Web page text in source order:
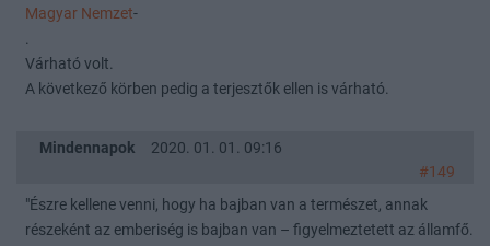
Magyar Nemzet-
.
Várható volt.
A következő körben pedig a terjesztők ellen is várható.
Mindennapok
2020. 01. 01. 09:16
#149
"Észre kellene venni, hogy ha bajban van a természet, annak
részeként az emberiség is bajban van – figyelmeztetett az államfő.